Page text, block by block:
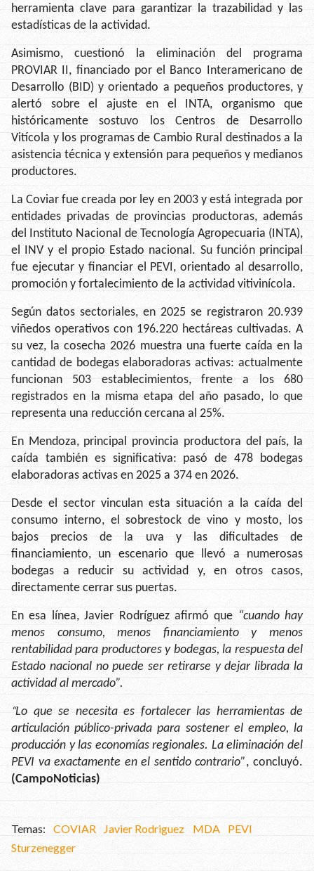
herramienta clave para garantizar la trazabilidad y las
estadísticas de la actividad.
Asimismo, cuestionó la eliminación del programa
PROVIAR II, financiado por el Banco Interamericano de
Desarrollo (BID) y orientado a pequeños productores, y
alertó sobre el ajuste en el INTA, organismo que
históricamente sostuvo los Centros de Desarrollo
Vitícola y los programas de Cambio Rural destinados a la
asistencia técnica y extensión para pequeños y medianos
productores.
La Coviar fue creada por ley en 2003 y está integrada por
entidades privadas de provincias productoras, además
del Instituto Nacional de Tecnología Agropecuaria (INTA),
el INV y el propio Estado nacional. Su función principal
fue ejecutar y financiar el PEVI, orientado al desarrollo,
promoción y fortalecimiento de la actividad vitivinícola.
Según datos sectoriales, en 2025 se registraron 20.939
viñedos operativos con 196.220 hectáreas cultivadas. A
su vez, la cosecha 2026 muestra una fuerte caída en la
cantidad de bodegas elaboradoras activas: actualmente
funcionan 503 establecimientos, frente a los 680
registrados en la misma etapa del año pasado, lo que
representa una reducción cercana al 25%.
En Mendoza, principal provincia productora del país, la
caída también es significativa: pasó de 478 bodegas
elaboradoras activas en 2025 a 374 en 2026.
Desde el sector vinculan esta situación a la caída del
consumo interno, el sobrestock de vino y mosto, los
bajos precios de la uva y las dificultades de
financiamiento, un escenario que llevó a numerosas
bodegas a reducir su actividad y, en otros casos,
directamente cerrar sus puertas.
En esa línea, Javier Rodríguez afirmó que “cuando hay
menos consumo, menos financiamiento y menos
rentabilidad para productores y bodegas, la respuesta del
Estado nacional no puede ser retirarse y dejar librada la
actividad al mercado”.
“Lo que se necesita es fortalecer las herramientas de
articulación público-privada para sostener el empleo, la
producción y las economías regionales. La eliminación del
PEVI va exactamente en el sentido contrario”, concluyó.
(CampoNoticias)
COVIAR Javier Rodriguez MDA
PEVI
Sturzenegger